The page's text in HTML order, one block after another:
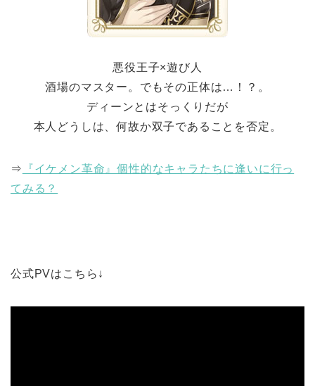
悪役王子×遊び人
酒場のマスター。でもその正体は…！？。
ディーンとはそっくりだが
本人どうしは、何故か双子であることを否定。
⇒
『イケメン革命』個性的なキャラたちに逢いに行っ
てみる？
公式PVはこちら↓